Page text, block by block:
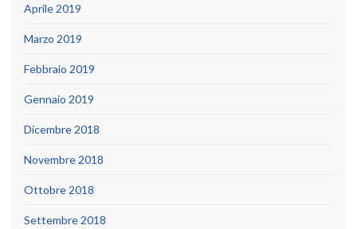
Aprile 2019
Marzo 2019
Febbraio 2019
Gennaio 2019
Dicembre 2018
Novembre 2018
Ottobre 2018
Settembre 2018